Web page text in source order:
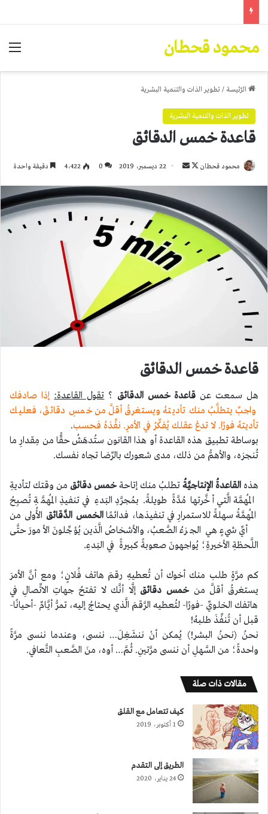
محمود قحطان
الرّئيسة /تطوير الذات والتنمية البشرية
تطوير الذات والتنمية البشرية
قاعدة خمس الدقائق
محمود قحطان
تابعأرسل
إلكترونيا
22 ديسمبر، 2019 0 4٬422 دقيقة واحدة
قاعدة خمس الدقائق
هل سمعت عنقاعدة خمس الدقائق ؟تقول القاعدة: إذا صادفك
واجبٌ يتطلَّبُ منك تأديتهُ ويستغرقُ أقلَّ من خمسِ دقائقَ، فعليك
تأديتهُ فورًا. لا تدعْ عقلك يُفكِّرُ في الأمرِ. نفِّذهُ فحسب.
بوساطة تطبيق هذه القاعدة أو هذا القانون ستُدهَشُ حقًّا من مِقدارِ ما
تُنجزه، والأهمُّ من ذلك، مدى شعورك بالرِّضا تجاه نفسك.
هذه القاعدةُ الإنتاجيَّةُ تطلبُ منك إتاحة خمس دقائق من وقتك لتأديةِ
المُهمَّة الَّتي أخَّرتها مُدَّةً طويلةً. بمُجرَّدِ البَدءِ في تنفيذِ المُهمَّةِ تُصبِحُ
المُهمَّةُ سهلةً للاستمرارِ في تنفيذها، فدائمًاالخمس الدَّقائق الأُولى من
أيِّ شيءٍ هي الجزءُ الصَّعبُ، والأشخاصُ الَّذين يُؤجِّلونَ الأمورَ حتَّى
اللَّحظةِ الأخيرةِ؛ يُواجهونَ صعوبةً كبيرةً في البَدءِ.
كم مرَّةٍ طلب منك أخوك أن تُعطيهِ رقمَ هاتف فُلانٍ؛ ومع أنَّ الأمرَ
يستغرقُ أقلَّ من خمس دقائق إلَّا أنَّك لا تفتحُ جهاتِ الاتِّصالِ في
هاتفك الخلويِّ -فورًا- لتُعطيه الرَّقمَ الَّذي يحتاجُ إليه، تمرُّ أيَّامٌ -أحيانًا-
قبل أن تُنفِّذَ طلبهُ!
نحنُ (نحنُ البشر!) يُمكن أنْ ننشَغِلَ… ننسى، وعندما ننسى مرَّةً
واحدةً؛ من السَّهلِ أن ننسى مرَّتينِ. ثُمَّ… أوه، منَ الصَّعبِ التَّعافي.
مقالات ذات صلة
كيف تتعامل مع القلق
1 أكتوبر، 2019
الطريق إلى التقدم
24 يناير، 2020